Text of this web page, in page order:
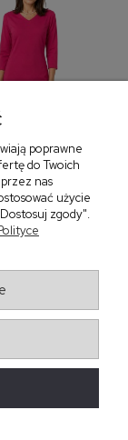
z dekoltem w
zł
poprawne
do Twoich
nas
użycie
zgody".